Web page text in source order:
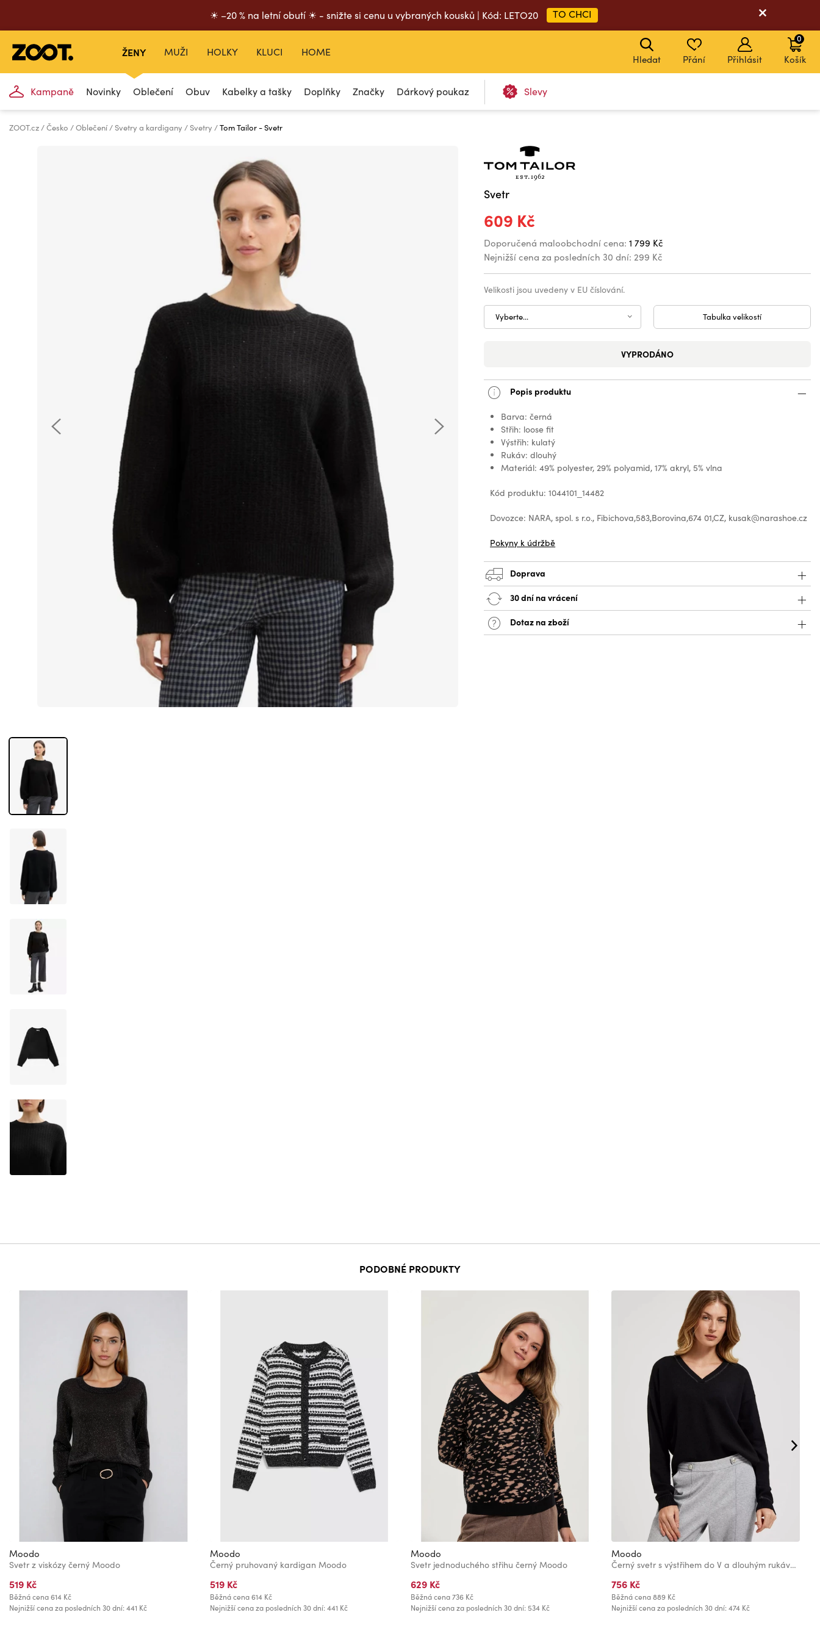
☀ –20 % na letní obutí ☀ - snižte si cenu u vybraných kousků | Kód: LETO20 TO CHCI
ŽENY
Kampaně Novinky Oblečení Obuv Kabelky a tašky Doplňky Značky Dárkový poukaz Slevy
MUŽI HOLKY KLUCI HOME
Hledat Přání Přihlásit Košík
0
ZOOT.cz Česko Oblečení Svetry a kardigany Svetry Tom Tailor - Svetr
Svetr
609 Kč
Doporučená maloobchodní cena: 1 799 Kč
Nejnižší cena za posledních 30 dní: 299 Kč
Velikosti jsou uvedeny v EU číslování.
Vyberte... Tabulka velikostí
VYPRODÁNO
Popis produktu
Barva: černá
Střih: loose fit
Výstřih: kulatý
Rukáv: dlouhý
Materiál: 49% polyester, 29% polyamid, 17% akryl, 5% vlna
Kód produktu: 1044101_14482
Dovozce: NARA, spol. s r.o., Fibichova,583,Borovina,674 01,CZ, kusak@narashoe.cz
Pokyny k údržbě
Doprava
30 dní na vrácení
Dotaz na zboží
PODOBNÉ PRODUKTY
Moodo
Svetr z viskózy černý Moodo
519 Kč
Běžná cena614 Kč
Nejnižší cena za posledních 30 dní: 441 Kč
Moodo
Černý pruhovaný kardigan Moodo
519 Kč
Běžná cena614 Kč
Nejnižší cena za posledních 30 dní: 441 Kč
Moodo
Svetr jednoduchého střihu černý Moodo
629 Kč
Běžná cena736 Kč
Nejnižší cena za posledních 30 dní: 534 Kč
Moodo
Černý svetr s výstřihem do V a dlouhým rukávem Moodo
756 Kč
Běžná cena889 Kč
Nejnižší cena za posledních 30 dní: 474 Kč